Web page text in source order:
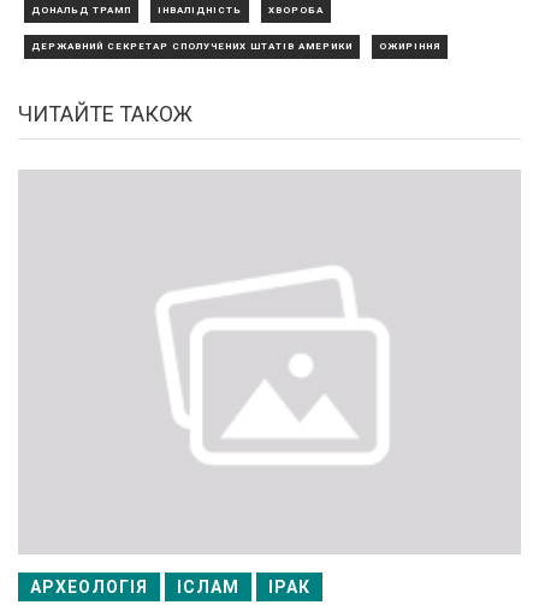
ДОНАЛЬД ТРАМП ІНВАЛІДНІСТЬ ХВОРОБА
ДЕРЖАВНИЙ СЕКРЕТАР СПОЛУЧЕНИХ ШТАТІВ АМЕРИКИ ОЖИРІННЯ
ЧИТАЙТЕ ТАКОЖ
АРХЕОЛОГІЯ ІСЛАМ ІРАК